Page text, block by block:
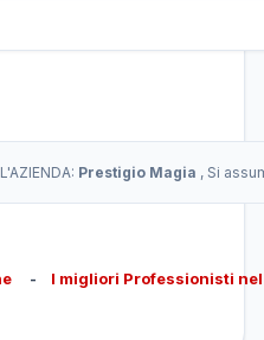
L'AZIENDA: Prestigio Magia , Si
- I migliori Professionisti